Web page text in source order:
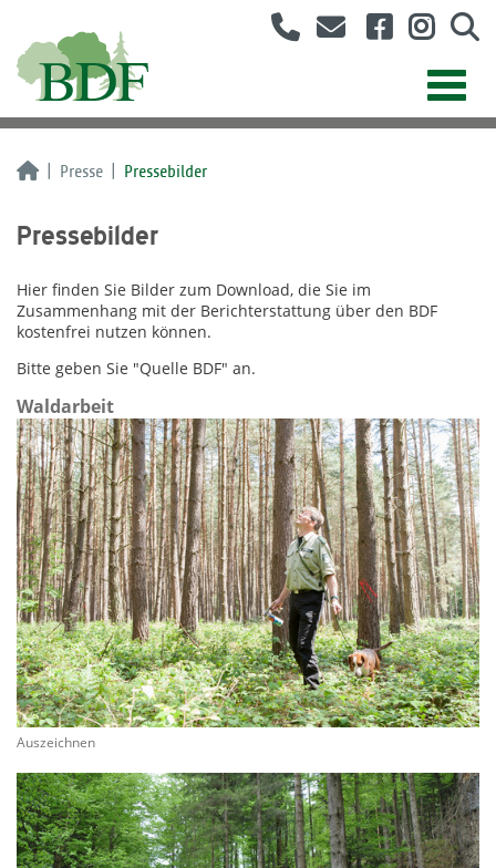
Presse Pressebilder
Pressebilder
Hier finden Sie Bilder zum Download, die Sie im
Zusammenhang mit der Berichterstattung über den BDF
kostenfrei nutzen können.
Bitte geben Sie "Quelle BDF" an.
Waldarbeit
Auszeichnen